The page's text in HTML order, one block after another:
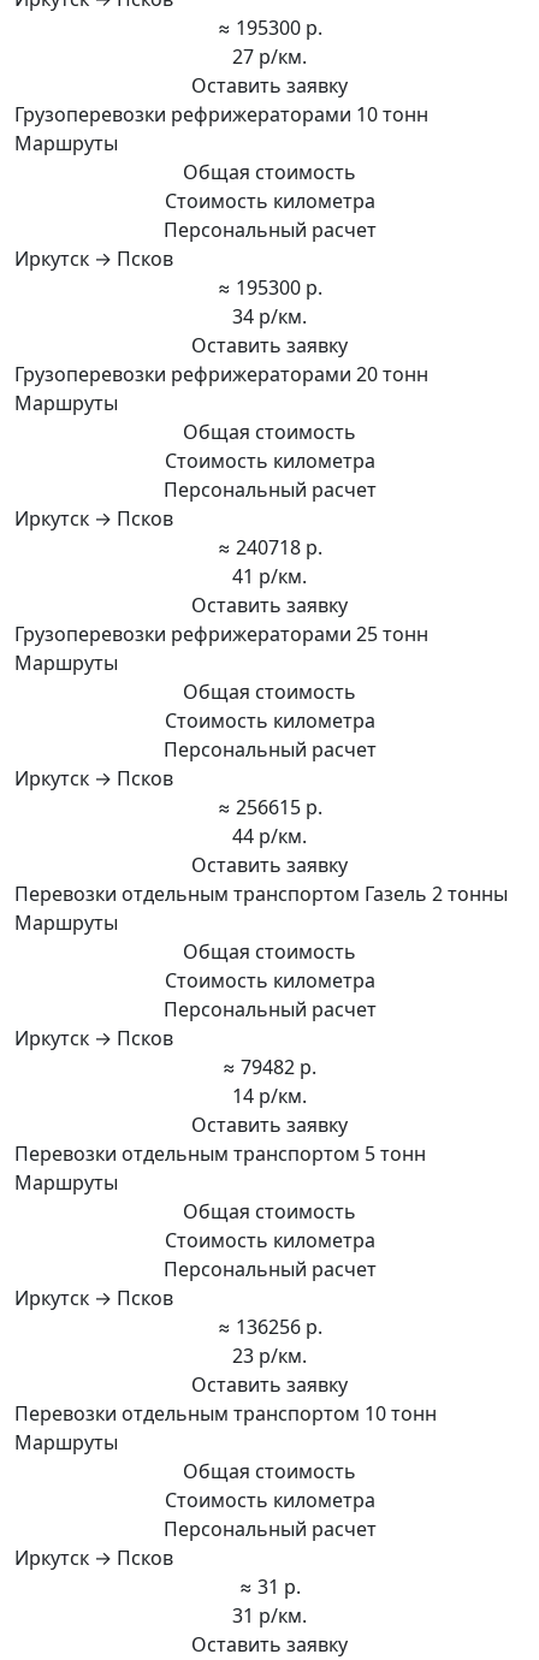
≈ 195300 р.
27 р/км.
Оставить заявку
Грузоперевозки рефрижераторами 10 тонн
Маршруты
Общая стоимость
Стоимость километра
Персональный расчет
Иркутск → Псков
≈ 195300 р.
34 р/км.
Оставить заявку
Грузоперевозки рефрижераторами 20 тонн
Маршруты
Общая стоимость
Стоимость километра
Персональный расчет
Иркутск → Псков
≈ 240718 р.
41 р/км.
Оставить заявку
Грузоперевозки рефрижераторами 25 тонн
Маршруты
Общая стоимость
Стоимость километра
Персональный расчет
Иркутск → Псков
≈ 256615 р.
44 р/км.
Оставить заявку
Перевозки отдельным транспортом Газель 2 тонны
Маршруты
Общая стоимость
Стоимость километра
Персональный расчет
Иркутск → Псков
≈ 79482 р.
14 р/км.
Оставить заявку
Перевозки отдельным транспортом 5 тонн
Маршруты
Общая стоимость
Стоимость километра
Персональный расчет
Иркутск → Псков
≈ 136256 р.
23 р/км.
Оставить заявку
Перевозки отдельным транспортом 10 тонн
Маршруты
Общая стоимость
Стоимость километра
Персональный расчет
Иркутск → Псков
≈ 31 р.
31 р/км.
Оставить заявку